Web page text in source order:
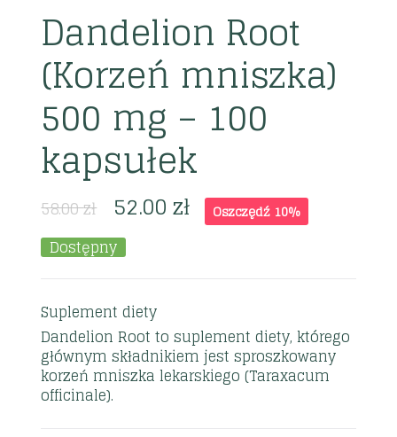
Dandelion Root
(Korzeń mniszka)
500 mg – 100
kapsułek
58.00zł 52.00zł Oszczędź 10%
Dostępny
Suplement diety
Dandelion Root to suplement diety, którego
głównym składnikiem jest sproszkowany
korzeń mniszka lekarskiego (Taraxacum
officinale).